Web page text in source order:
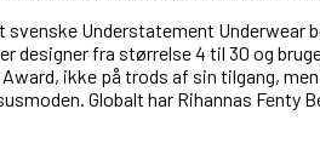
Understatement
designer fra størrelse 4 til 30 og
ikke på trods af sin tilgang,
Globalt har Rihannas Fenty